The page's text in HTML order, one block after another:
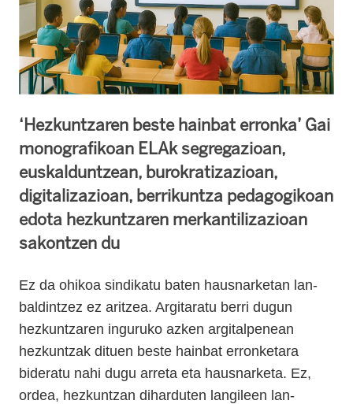
‘Hezkuntzaren beste hainbat erronka’ Gai
monografikoan ELAk segregazioan,
euskalduntzean, burokratizazioan,
digitalizazioan, berrikuntza pedagogikoan
edota hezkuntzaren merkantilizazioan
sakontzen du
Ez da ohikoa sindikatu baten hausnarketan lan-
baldintzez ez aritzea. Argitaratu berri dugun
hezkuntzaren inguruko azken argitalpenean
hezkuntzak dituen beste hainbat erronketara
bideratu nahi dugu arreta eta hausnarketa. Ez,
ordea, hezkuntzan diharduten langileen lan-